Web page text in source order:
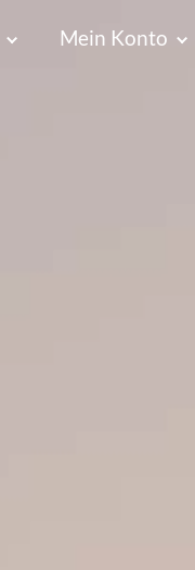
Mein Konto